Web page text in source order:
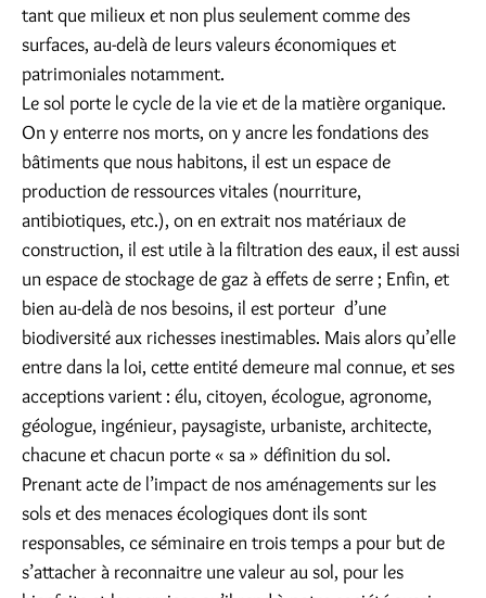
tant que milieux et non plus seulement comme des
surfaces, au-delà de leurs valeurs économiques et
patrimoniales notamment.
Le sol porte le cycle de la vie et de la matière organique.
On y enterre nos morts, on y ancre les fondations des
bâtiments que nous habitons, il est un espace de
production de ressources vitales (nourriture,
antibiotiques, etc.), on en extrait nos matériaux de
construction, il est utile à la filtration des eaux, il est aussi
un espace de stockage de gaz à effets de serre ; Enfin, et
bien au-delà de nos besoins, il est porteur d’une
biodiversité aux richesses inestimables. Mais alors qu’elle
entre dans la loi, cette entité demeure mal connue, et ses
acceptions varient : élu, citoyen, écologue, agronome,
géologue, ingénieur, paysagiste, urbaniste, architecte,
chacune et chacun porte « sa » définition du sol.
Prenant acte de l’impact de nos aménagements sur les
sols et des menaces écologiques dont ils sont
responsables, ce séminaire en trois temps a pour but de
s’attacher à reconnaitre une valeur au sol, pour les